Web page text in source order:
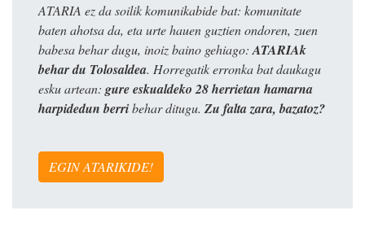
ATARIA ez da soilik komunikabide bat: komunitate
baten ahotsa da, eta urte hauen guztien ondoren, zuen
babesa behar dugu, inoiz baino gehiago: ATARIAk
behar du Tolosaldea. Horregatik erronka bat daukagu
esku artean: gure eskualdeko 28 herrietan hamarna
harpidedun berribehar ditugu. Zu falta zara, bazatoz?
EGIN ATARIKIDE!